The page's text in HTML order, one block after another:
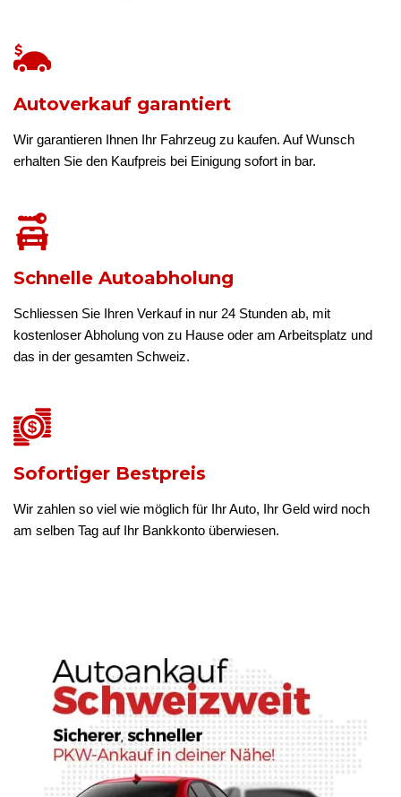
Autoverkauf garantiert
Wir garantieren Ihnen Ihr Fahrzeug zu kaufen. Auf Wunsch
erhalten Sie den Kaufpreis bei Einigung sofort in bar.
Schnelle Autoabholung
Schliessen Sie Ihren Verkauf in nur 24 Stunden ab, mit
kostenloser Abholung von zu Hause oder am Arbeitsplatz und
das in der gesamten Schweiz.
Sofortiger Bestpreis
Wir zahlen so viel wie möglich für Ihr Auto, Ihr Geld wird noch
am selben Tag auf Ihr Bankkonto überwiesen.